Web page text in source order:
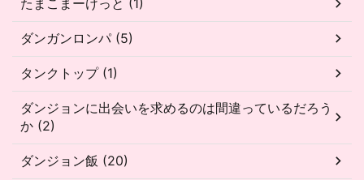
ダンガンロンパ (5)
タンクトップ (1)
ダンジョンに出会いを求めるのは間違っているだろう
か (2)
ダンジョン飯 (20)